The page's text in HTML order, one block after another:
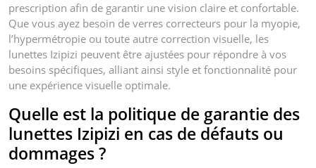
prescription afin de garantir une vision claire et confortable.
Que vous ayez besoin de verres correcteurs pour la myopie,
l’hypermétropie ou toute autre correction visuelle, les
lunettes Izipizi peuvent être ajustées pour répondre à vos
besoins spécifiques, alliant ainsi style et fonctionnalité pour
une expérience visuelle optimale.
Quelle est la politique de garantie des
lunettes Izipizi en cas de défauts ou
dommages ?